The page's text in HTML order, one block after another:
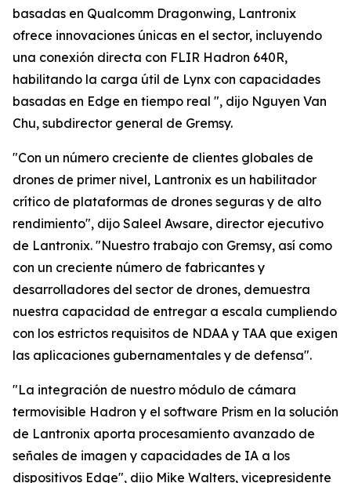
basadas en Qualcomm Dragonwing, Lantronix
ofrece innovaciones únicas en el sector, incluyendo
una conexión directa con FLIR Hadron 640R,
habilitando la carga útil de Lynx con capacidades
basadas en Edge en tiempo real ", dijo Nguyen Van
Chu, subdirector general de Gremsy.
"Con un número creciente de clientes globales de
drones de primer nivel, Lantronix es un habilitador
crítico de plataformas de drones seguras y de alto
rendimiento", dijo Saleel Awsare, director ejecutivo
de Lantronix. "Nuestro trabajo con Gremsy, así como
con un creciente número de fabricantes y
desarrolladores del sector de drones, demuestra
nuestra capacidad de entregar a escala cumpliendo
con los estrictos requisitos de NDAA y TAA que exigen
las aplicaciones gubernamentales y de defensa".
"La integración de nuestro módulo de cámara
termovisible Hadron y el software Prism en la solución
de Lantronix aporta procesamiento avanzado de
señales de imagen y capacidades de IA a los
dispositivos Edge", dijo Mike Walters, vicepresidente